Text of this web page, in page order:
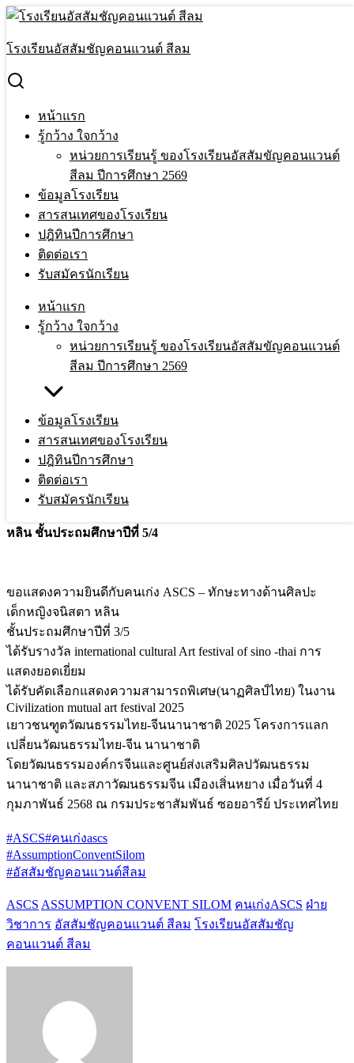
Skip
content
โรงเรียนอัสสัมชัญคอนแวนต์ สีลม
หน้าแรก
รู้กว้าง ใจกว้าง
หน่วยการเรียนรู้ ของโรงเรียนอัสสัมขัญคอนแวนต์
สีลม ปีการศึกษา 2569
ข้อมูลโรงเรียน
สารสนเทศของโรงเรียน
ปฎิทินปีการศึกษา
ติดต่อเรา
รับสมัครนักเรียน
หน้าแรก
รู้กว้าง ใจกว้าง
หน่วยการเรียนรู้ ของโรงเรียนอัสสัมขัญคอนแวนต์
สีลม ปีการศึกษา 2569
ข้อมูลโรงเรียน
สารสนเทศของโรงเรียน
ปฎิทินปีการศึกษา
ติดต่อเรา
รับสมัครนักเรียน
for:
international cultural Art festival of sino -thai วันที่ 4 กุมภาพันธ์
หน้าแรก›ขอแสดงความยินดี
ประถมศึกษาปีที่ 3/5 ได้รับรางวัล international cultural Art festival
of sino -thai วันที่ 4 กุมภาพันธ์ 2568
เด็กหญิง จนิสตา หลิน ชั้นประถมศึกษาปีที่
3/5 ได้รับรางวัล international cultural Art
festival of sino -thai วันที่ 4 กุมภาพันธ์
2568
26 Mar 202526 Mar 2025
ความยินดี
เด็กหญิง จนิสตา หลิน ชั้นประถมศึกษาปีที่
3/5 ได้รับรางวัล international cultural Art
festival of sino -thai วันที่ 4 กุมภาพันธ์
2568
หลินชั้นประถมศึกษาปีที่ 5/4
ขอแสดงความยินดีกับคนเก่ง ASCS – ทักษะทางด้านศิลปะ
เด็กหญิงจนิสตา หลิน
ชั้นประถมศึกษาปีที่ 3/5
ได้รับรางวัล international cultural Art festival of sino -thai การ
แสดงยอดเยี่ยม
ได้รับคัดเลือกแสดงความสามารถพิเศษ(นาฏศิลป์ไทย) ในงาน
Civilization mutual art festival 2025
เยาวชนฑูตวัฒนธรรมไทย-จีนนานาชาติ 2025 โครงการแลก
เปลี่ยนวัฒนธรรมไทย-จีน นานาชาติ
โดยวัฒนธรรมองค์กรจีนและศูนย์ส่งเสริมศิลปวัฒนธรรม
นานาชาติ และสภาวัฒนธรรมจีน เมืองเสิ่นหยาง เมื่อวันที่ 4
กุมภาพันธ์ 2568 ณ กรมประชาสัมพันธ์ ซอยอารีย์ ประเทศไทย
#ASCS#คนเก่งascs
#AssumptionConventSilom
#อัสสัมชัญคอนแวนต์สีลม
ASCS ASSUMPTION CONVENT SILOM คนเก่งASCS ฝ่าย
วิชาการ อัสสัมชัญคอนแวนต์ สีลม โรงเรียนอัสสัมชัญ
คอนแวนต์ สีลม